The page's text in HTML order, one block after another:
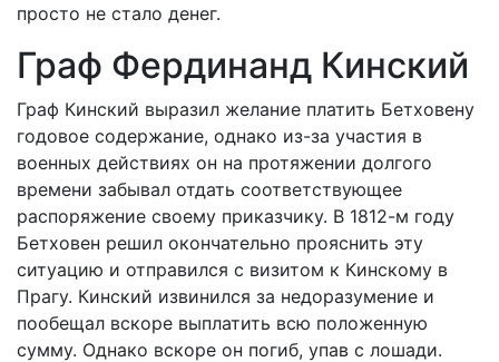
просто не стало денег.
Граф Фердинанд Кинский
Граф Кинский выразил желание платить Бетховену
годовое содержание, однако из-за участия в
военных действиях он на протяжении долгого
времени забывал отдать соответствующее
распоряжение своему приказчику. В 1812-м году
Бетховен решил окончательно прояснить эту
ситуацию и отправился с визитом к Кинскому в
Прагу. Кинский извинился за недоразумение и
пообещал вскоре выплатить всю положенную
сумму. Однако вскоре он погиб, упав с лошади.